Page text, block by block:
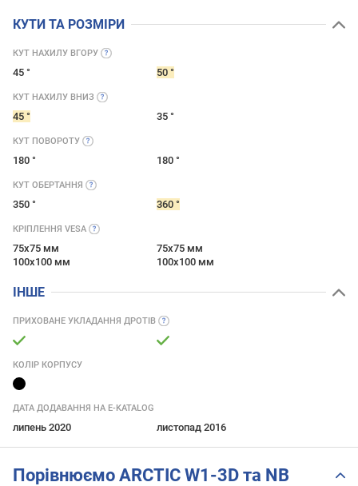
КУТИ ТА РОЗМІРИ
КУТ НАХИЛУ ВГОРУ
45 ° 50 °
КУТ НАХИЛУ ВНИЗ
45 ° 35 °
КУТ ПОВОРОТУ
180 ° 180 °
КУТ ОБЕРТАННЯ
350 ° 360 °
КРІПЛЕННЯ VESA
75x75 мм
100x100 мм
75x75 мм
100x100 мм
ІНШЕ
ПРИХОВАНЕ УКЛАДАННЯ ДРОТІВ
КОЛІР КОРПУСУ
ДАТА ДОДАВАННЯ НА E-KATALOG
липень 2020 листопад 2016
Порівнюємо ARCTIC W1-3D та NB